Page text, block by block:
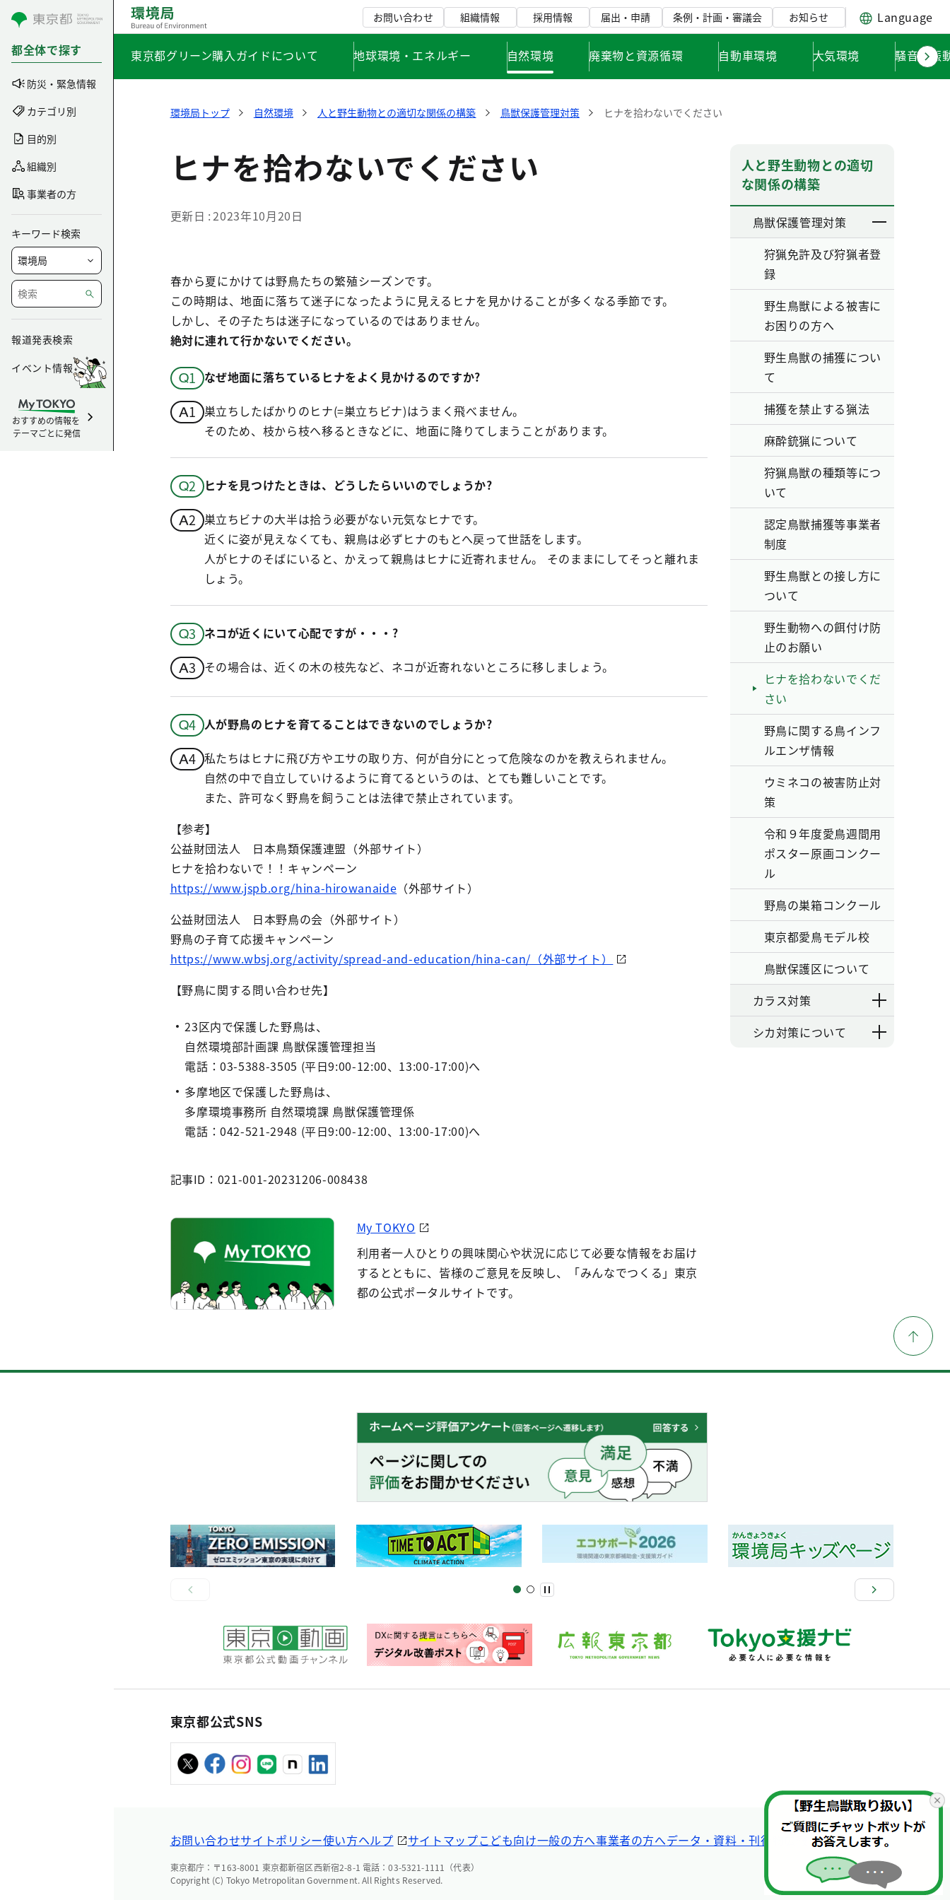
コンテンツにスキップ
都全体で探す
防災・緊急情報
カテゴリ別
目的別
組織別
事業者の方
キーワード検索
報道発表検索
イベント情報
おすすめの情報を
テーマごとに発信
お問い合わせ 組織情報 採用情報 届出・申請 条例・計画・審議会 お知らせ Language
東京都グリーン購入ガイドについて 地球環境・エネルギー 自然環境 廃棄物と資源循環 自動車環境 大気環境 騒音・振
環境局トップ 自然環境 人と野生動物との適切な関係の構築 鳥獣保護管理対策 ヒナを拾わないでください
ヒナを拾わないでください
更新日 2023年10月20日
春から夏にかけては野鳥たちの繁殖シーズンです。
この時期は、地面に落ちて迷子になったように見えるヒナを見かけることが多くなる季節です。
しかし、その子たちは迷子になっているのではありません。
絶対に連れて行かないでください。
なぜ地面に落ちているヒナをよく見かけるのですか?
巣立ちしたばかりのヒナ(=巣立ちビナ)はうまく飛べません。
そのため、枝から枝へ移るときなどに、地面に降りてしまうことがあります。
ヒナを見つけたときは、どうしたらいいのでしょうか?
巣立ちビナの大半は拾う必要がない元気なヒナです。
近くに姿が見えなくても、親鳥は必ずヒナのもとへ戻って世話をします。
人がヒナのそばにいると、かえって親鳥はヒナに近寄れません。 そのままにしてそっと離れま
しょう。
ネコが近くにいて心配ですが・・・?
その場合は、近くの木の枝先など、ネコが近寄れないところに移しましょう。
人が野鳥のヒナを育てることはできないのでしょうか?
私たちはヒナに飛び方やエサの取り方、何が自分にとって危険なのかを教えられません。
自然の中で自立していけるように育てるというのは、とても難しいことです。
また、許可なく野鳥を飼うことは法律で禁止されています。
【参考】
公益財団法人 日本鳥類保護連盟（外部サイト）
ヒナを拾わないで！！キャンペーン
https://www.jspb.org/hina-hirowanaide （外部サイト）
公益財団法人 日本野鳥の会（外部サイト）
野鳥の子育て応援キャンペーン
https://www.wbsj.org/activity/spread-and-education/hina-can/（外部サイト）
【野鳥に関する問い合わせ先】
23区内で保護した野鳥は、
自然環境部計画課 鳥獣保護管理担当
電話：03-5388-3505 (平日9:00-12:00、13:00-17:00)へ
多摩地区で保護した野鳥は、
多摩環境事務所 自然環境課 鳥獣保護管理係
電話：042-521-2948 (平日9:00-12:00、13:00-17:00)へ
記事ID：021-001-20231206-008438
My TOKYO
利用者一人ひとりの興味関心や状況に応じて必要な情報をお届け
するとともに、皆様のご意見を反映し、「みんなでつくる」東京
都の公式ポータルサイトです。
人と野生動物との適切
な関係の構築
鳥獣保護管理対策
狩猟免許及び狩猟者登
録
野生鳥獣による被害に
お困りの方へ
野生鳥獣の捕獲につい
て
捕獲を禁止する猟法
麻酔銃猟について
狩猟鳥獣の種類等につ
いて
認定鳥獣捕獲等事業者
制度
野生鳥獣との接し方に
ついて
野生動物への餌付け防
止のお願い
ヒナを拾わないでくだ
さい
野鳥に関する鳥インフ
ルエンザ情報
ウミネコの被害防止対
策
令和９年度愛鳥週間用
ポスター原画コンクー
ル
野鳥の巣箱コンクール
東京都愛鳥モデル校
鳥獣保護区について
カラス対策
シカ対策について
東京都公式SNS
お問い合わせサイトポリシー使い方ヘルプ サイトマップこども向け一般の方へ事業者の方へデータ・資料・刊行物 広報・SNS
東京都庁：〒163-8001 東京都新宿区西新宿2-8-1 電話：03-5321-1111（代表）
Copyright (C) Tokyo Metropolitan Government. All Rights Reserved.